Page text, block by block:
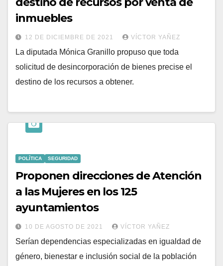
inmuebles
12 DE DICIEMBRE DE 2021 VÍCTOR YAÑEZ
La diputada Mónica Granillo propuso que toda
solicitud de desincorporación de bienes precise el
destino de los recursos a obtener.
POLÍTICA SEGURIDAD
Proponen direcciones de Atención
a las Mujeres en los 125
ayuntamientos
10 DE AGOSTO DE 2021 VÍCTOR YAÑEZ
Serían dependencias especializadas en igualdad de
género, bienestar e inclusión social de la población